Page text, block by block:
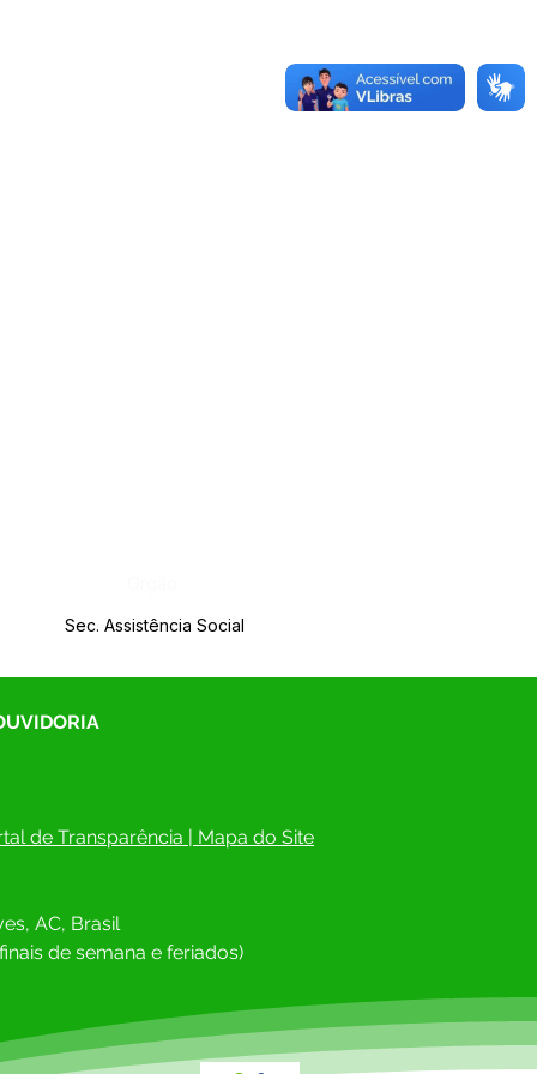
Sec. Assistência Social
de Transparência | Mapa do Site
AC, Brasil
de semana e feriados)